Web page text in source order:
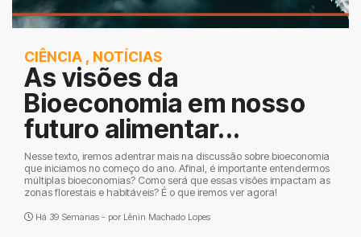
CIÊNCIA , NOTÍCIAS
As visões da
Bioeconomia em nosso
futuro alimentar...
Nesse texto, iremos adentrar mais na discussão sobre bioeconomia
que iniciamos no começo do ano. Afinal, é importante entendermos
múltiplas bioeconomias? Como será que essas visões impactam as
zonas florestais e habitáveis? É o que iremos ver agora!
Há 39 Semanas - por Lênin Machado Lopes